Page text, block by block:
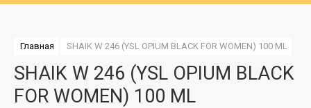
Главная SHAIK W 246 (YSL OPIUM BLACK FOR WOMEN) 100 ML
SHAIK W 246 (YSL OPIUM BLACK
FOR WOMEN) 100 ML